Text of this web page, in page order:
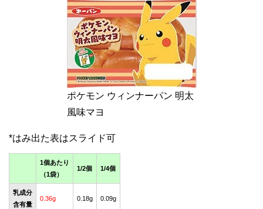
ポケモン ウィンナーパン 明太
風味マヨ
1個あたり
（1袋）
1/2個 1/4個
乳成分
含有量
0.36g 0.18g 0.09g